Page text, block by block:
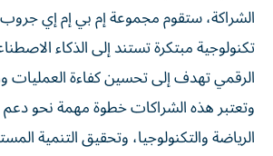
الشراكة، ستقوم مجموعة إم بي إم إي
تكنولوجية مبتكرة تستند إلى الذكاء
الرقمي تهدف إلى تحسين كفاءة العمليات
وتعتبر هذه الشراكات خطوة مهمة نحو دعم
الرياضة والتكنولوجيا، وتحقيق التنمية